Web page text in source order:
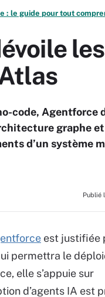
: le guide pour tout
code, Agentforce
graphe
d’un système
Publié
est justifiée
permettra le
elle s’appuie sur
d’agents IA est